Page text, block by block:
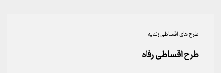
طرح های اقساطی زندیه
طرح اقساطی رفاه